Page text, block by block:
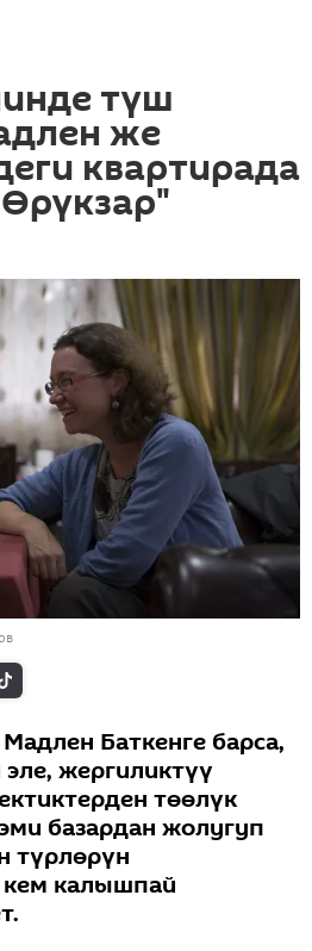
түш
же
квартирада
Баткенге барса,
жергиликтүү
төөлүк
базардан жолугуп
түрлөрүн
кем калышпай